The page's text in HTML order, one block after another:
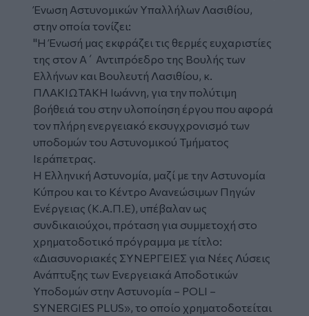
Ένωση Αστυνομικών Υπαλλήλων Λασιθίου,
στην οποία τονίζει:
"Η Ένωσή μας εκφράζει τις θερμές ευχαριστίες
της στον Α΄ Αντιπρόεδρο της Βουλής των
Ελλήνων και Βουλευτή Λασιθίου, κ.
ΠΛΑΚΙΩΤΑΚΗ Ιωάννη, για την πολύτιμη
βοήθειά του στην υλοποίηση έργου που αφορά
τον πλήρη ενεργειακό εκσυγχρονισμό των
υποδομών του Αστυνομικού Τμήματος
Ιεράπετρας.
Η Ελληνική Αστυνομία, μαζί με την Αστυνομία
Κύπρου και το Κέντρο Ανανεώσιμων Πηγών
Ενέργειας (Κ.Α.Π.Ε), υπέβαλαν ως
συνδικαιούχοι, πρόταση για συμμετοχή στο
χρηματοδοτικό πρόγραμμα με τίτλο:
«Διασυνοριακές ΣΥΝΕΡΓΕΙΕΣ για Νέες Λύσεις
Ανάπτυξης των Ενεργειακά Αποδοτικών
Υποδομών στην Αστυνομία – POLI –
SYNERGIES PLUS», το οποίο χρηματοδοτείται